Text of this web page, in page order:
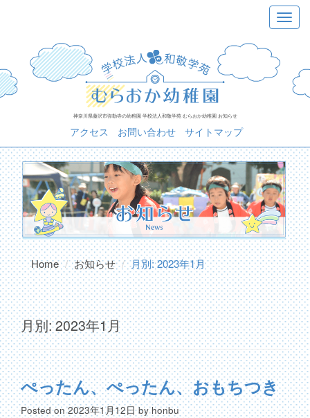
Toggle
神奈川県藤沢市弥勒寺の幼稚園 学校法人和敬学苑 むらおか幼稚園 お知らせ
アクセス お問い合わせ サイトマップ
Home お知らせ 月別: 2023年1月
月別: 2023年1月
ぺったん、ぺったん、おもちつき
Posted on2023年1月12日byhonbu